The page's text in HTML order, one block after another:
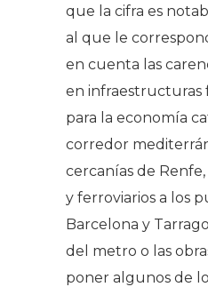
que la cifra es
al que le
en cuenta las
en infraestructuras
para la economía
corredor
cercanías de Renfe,
y ferroviarios a los
Barcelona y
del metro o las
poner algunos de